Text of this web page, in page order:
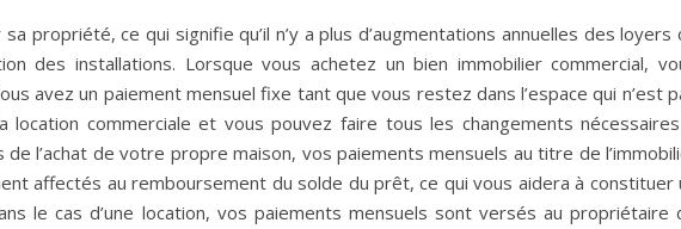
propriété, ce qui signifie qu’il n’y a plus d’augmentations annuelles des loyers
des installations. Lorsque vous achetez un bien immobilier commercial,
avez un paiement mensuel fixe tant que vous restez dans l’espace qui n’est
location commerciale et vous pouvez faire tous les changements
de l’achat de votre propre maison, vos paiements mensuels au titre de
affectés au remboursement du solde du prêt, ce qui vous aidera à constituer
le cas d’une location, vos paiements mensuels sont versés au propriétaire